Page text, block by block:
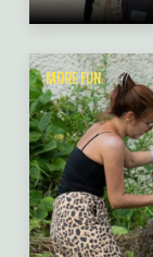
MORE FUN